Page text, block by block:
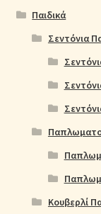
Παιδικά
Σεντόνια
Κουβερλί